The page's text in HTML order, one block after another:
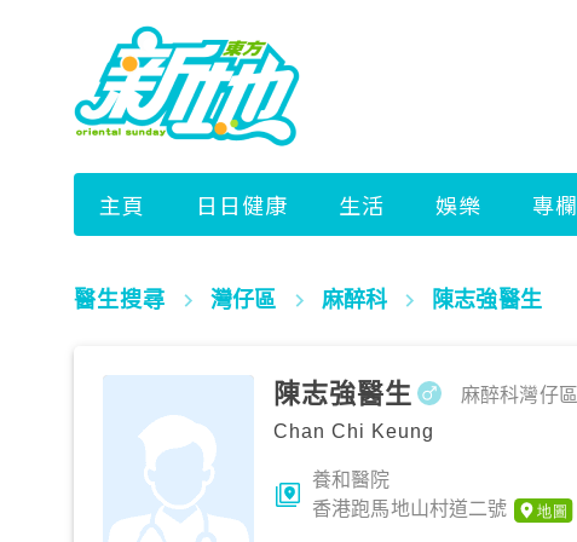
醫生搜尋 灣仔區 麻醉科 陳志強醫生
陳志強醫生
Chan Chi Keung
麻醉科灣仔區
養和醫院
香港跑馬地山村道二號